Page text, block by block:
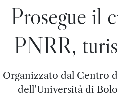
Prosegue il
PNRR,
Organizzato dal Centro
dell’Università di